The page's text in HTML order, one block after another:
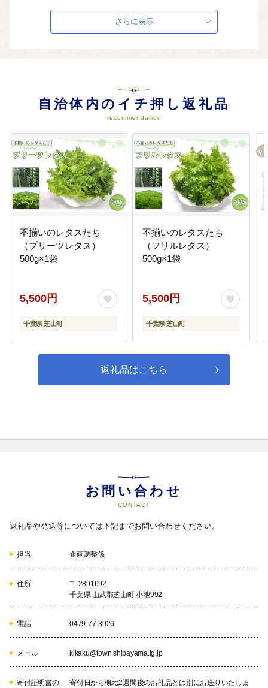
子どもたちの教育や住民のスポー
ツ活動、文化事業に活用させてい
ただきます。
上記以外の町が行う事業に対し
て、大切に活用させていただきま
す。
さらに表示
自治体内のイチ押し返礼品
recommendation
不揃いのレタスたち
（プリーツレタス）
500g×1袋
5,500円
千葉県 芝山町
不揃いのレタスたち
（フリルレタス）
500g×1袋
5,500円
千葉県 芝山町
返礼品はこちら
お問い合わせ
CONTACT
返礼品や発送等については下記までお問い合わせください。
担当 企画調整係
住所
〒 2891692
千葉県 山武郡芝山町 小池992
電話 0479-77-3926
メール kikaku@town.shibayama.lg.jp
寄付証明書の
寄付日から概ね2週間後のお礼品とは別にお送りいたしま